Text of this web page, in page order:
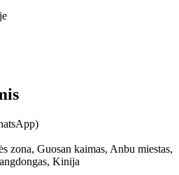
zona, Guosan kaimas, Anbu miestas,
Kinija